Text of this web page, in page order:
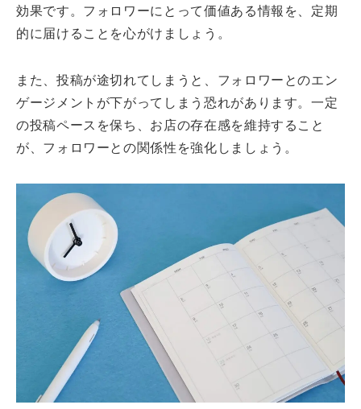
効果です。フォロワーにとって価値ある情報を、定期
的に届けることを心がけましょう。
また、投稿が途切れてしまうと、フォロワーとのエン
ゲージメントが下がってしまう恐れがあります。一定
の投稿ペースを保ち、お店の存在感を維持すること
が、フォロワーとの関係性を強化しましょう。